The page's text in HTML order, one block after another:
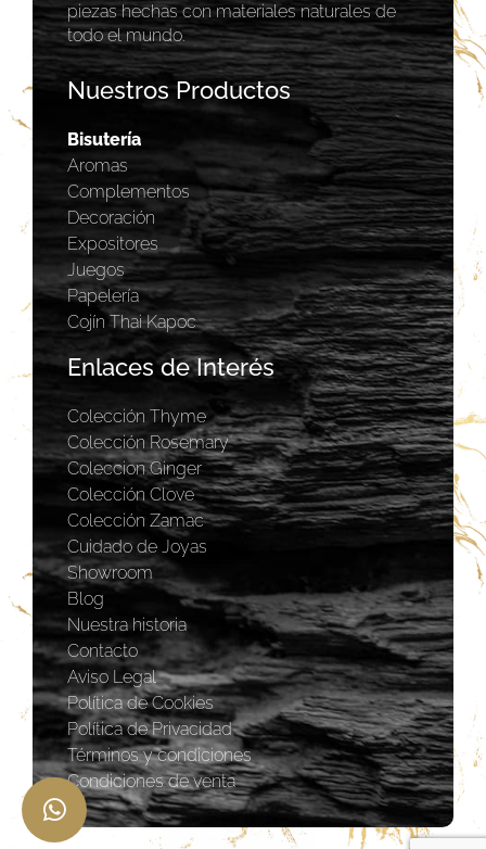
piezas hechas con materiales naturales de
todo el mundo.
Nuestros Productos
Bisutería
Aromas
Complementos
Decoración
Expositores
Juegos
Papelería
Cojín Thai Kapoc
Enlaces de Interés
Colección Thyme
Colección Rosemary
Coleccion Ginger
Colección Clove
Colección Zamac
Cuidado de Joyas
Showroom
Blog
Nuestra historia
Contacto
Aviso Legal
Política de Cookies
Política de Privacidad
Términos y condiciones
Condiciones de venta